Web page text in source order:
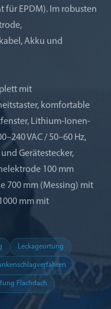
für EPDM). Im robusten
Akku und
mit
komfortable
Lithium-Ionen-
VAC / 50–60 Hz,
Gerätestecker,
100 mm
700 mm (Messing) mit
mm mit
Leckageortung
Flachdach